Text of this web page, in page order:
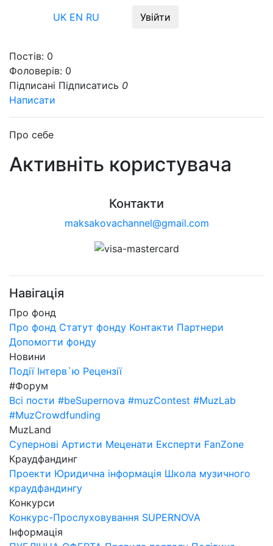
UK EN RU Увійти
Постів: 0
Фоловерів: 0
Підписані Підписатись 0
Написати
Про себе
Активніть користувача
Контакти
maksakovachannel@gmail.com
Навігація
Про фонд
Про фонд Статут фонду Контакти Партнери
Допомогти фонду
Новини
Події Інтерв`ю Рецензії
#Форум
Всі пости #beSupernova #muzContest #MuzLab
#MuzCrowdfunding
MuzLand
Супернові Артисти Меценати Експерти FanZone
Краудфандинг
Проекти Юридична інформація Школа музичного
краудфандингу
Конкурси
Конкурс-Прослуховування SUPERNOVA
Інформація